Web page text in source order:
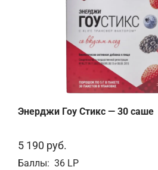
Энерджи Гоу Стикс — 30 саше
5 190 руб.
Баллы: 36 LP